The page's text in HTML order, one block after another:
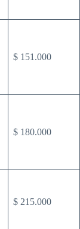
$ 151.000
$ 180.000
$ 215.000